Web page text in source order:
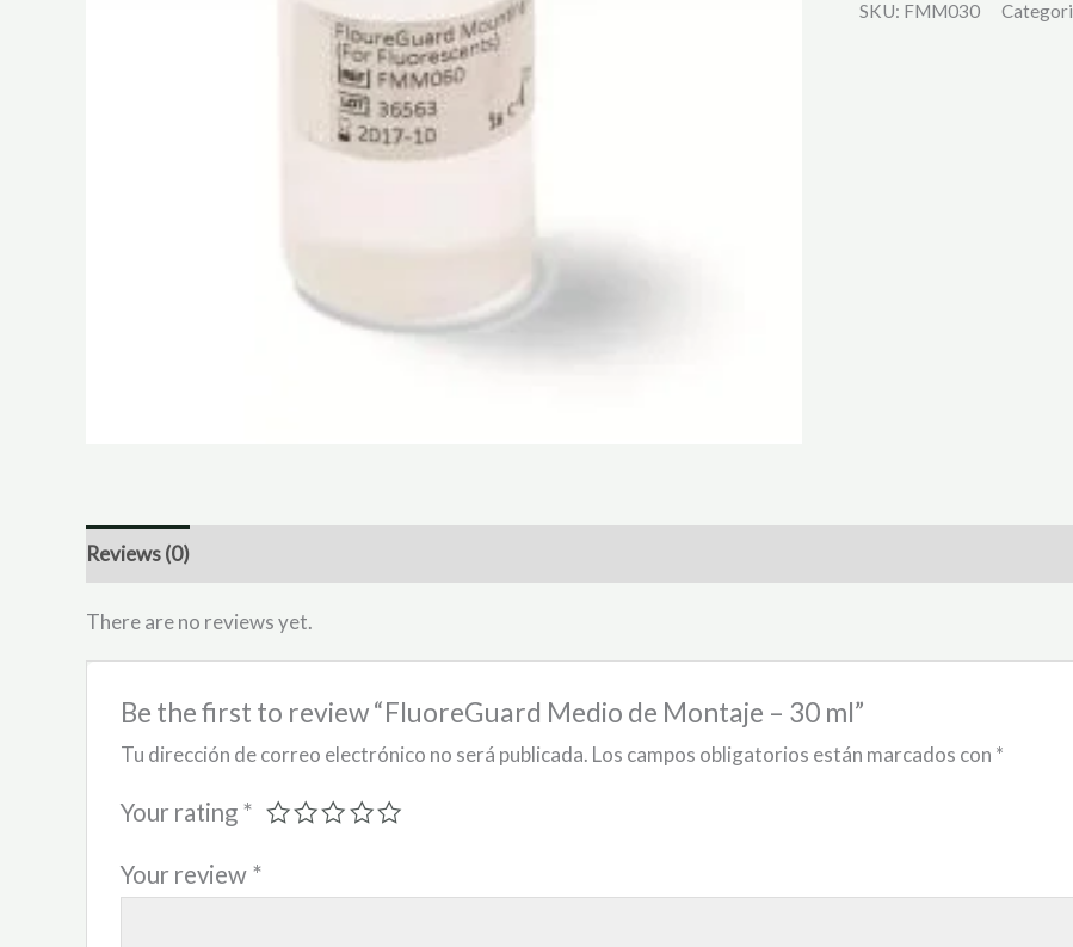
SKU: FMM030
Reviews (0)
There are no reviews yet.
Be the first to review “FluoreGuard Medio de Montaje – 30 ml”
Tu dirección de correo electrónico no será publicada. Los campos obligatorios están marcados con *
Your rating *
Your review *